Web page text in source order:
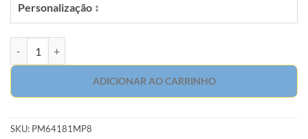
Personalização ↕
ADICIONAR AO CARRINHO
SKU: PM64181MP8